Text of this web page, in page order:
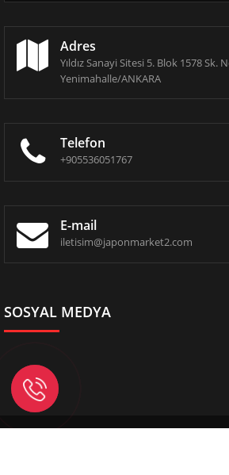
Adres
Yıldız Sanayi Sitesi 5. Blok 1578 Sk.
Yenimahalle/ANKARA
Telefon
+905536051767‬
E-mail
iletisim@japonmarket2.com
SOSYAL MEDYA